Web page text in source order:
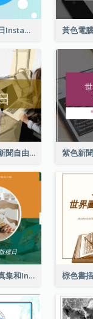
世界手部衛生日Instagram帖子
棕色照片世界新聞自由日Instagram帖子
橙色和綠色寫真集和Instagram版權日